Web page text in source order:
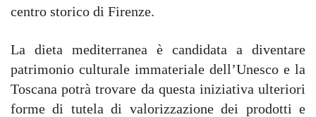
centro storico di Firenze.
La dieta mediterranea è candidata a diventare
patrimonio culturale immateriale dell’Unesco e la
Toscana potrà trovare da questa iniziativa ulteriori
forme di tutela di valorizzazione dei prodotti e